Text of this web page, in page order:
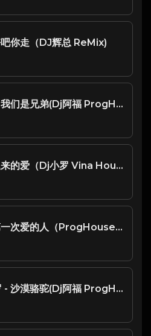
你走（DJ辉总 ReMix)
兄弟印象 - 我们是兄弟(Dj阿福 ProgHouse Rmx 2019)
金润吉 - 迟来的爱（Dj小罗 Vina House Remix)
王心凌 - 第一次爱的人（ProgHouse Remix 2k24弹） 未发布
展展与罗罗 - 沙漠骆驼(Dj阿福 ProgHouse Rmx 2019 竹子鼓版)